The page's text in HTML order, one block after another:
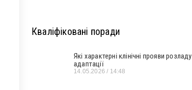
Кваліфіковані поради
Які характерні клінічні прояви розладу
адаптації
14.05.2026 14:48